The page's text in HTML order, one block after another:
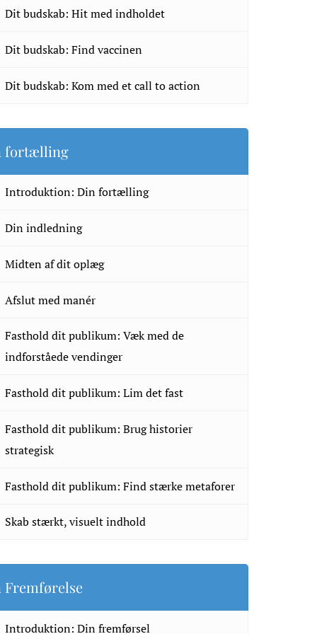
Dit budskab: Hit med indholdet
Dit budskab: Find vaccinen
Dit budskab: Kom med et call to action
fortælling
Introduktion: Din fortælling
Din indledning
Midten af dit oplæg
Afslut med manér
Fasthold dit publikum: Væk med de
indforståede vendinger
Fasthold dit publikum: Lim det fast
Fasthold dit publikum: Brug historier
strategisk
Fasthold dit publikum: Find stærke metaforer
Skab stærkt, visuelt indhold
Fremførelse
Introduktion: Din fremførsel